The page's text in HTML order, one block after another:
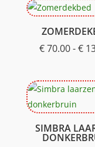
€70.00-€
SIMBRA